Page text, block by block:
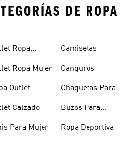
DE ROPA
Ropa
Ropa Mujer
Outlet
Calzado
Para Mujer
Camisetas
Canguros
Chaquetas Para
Buzos Para
Ropa Deportiva